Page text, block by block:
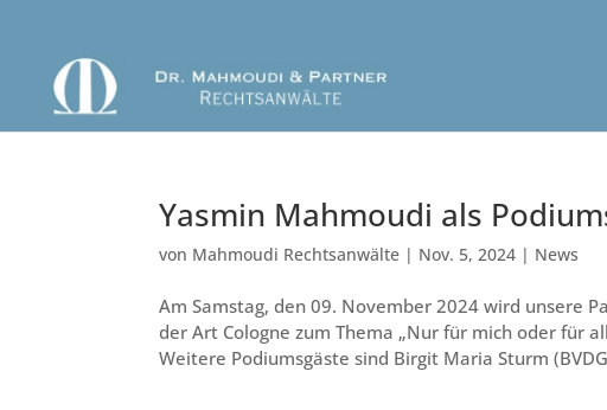
Yasmin Mahmoudi als
von Mahmoudi Rechtsanwälte | Nov. 5, 2024 | News
Am Samstag, den 09. November 2024 wird unsere
der Art Cologne zum Thema „Nur für mich oder für
Weitere Podiumsgäste sind Birgit Maria Sturm